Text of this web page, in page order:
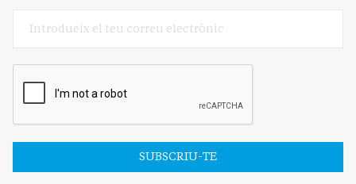
SUBSCRIU-TE